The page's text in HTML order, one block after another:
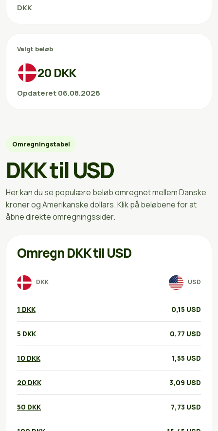
DKK
Valgt beløb
20 DKK
Opdateret 06.08.2026
Omregningstabel
DKK til USD
Her kan du se populære beløb omregnet mellem Danske
kroner og Amerikanske dollars. Klik på beløbene for at
åbne direkte omregningssider.
Omregn DKK til USD
DKK USD
1 DKK 0,15 USD
5 DKK 0,77 USD
10 DKK 1,55 USD
20 DKK 3,09 USD
50 DKK 7,73 USD